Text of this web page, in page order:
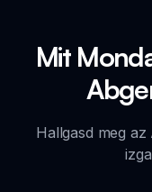
Mit
Hallgasd meg